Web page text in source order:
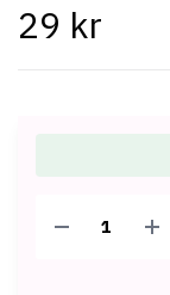
29 kr